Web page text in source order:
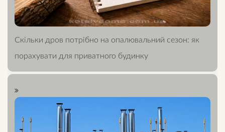
Скільки дров потрібно на опалювальний сезон: як
порахувати для приватного будинку